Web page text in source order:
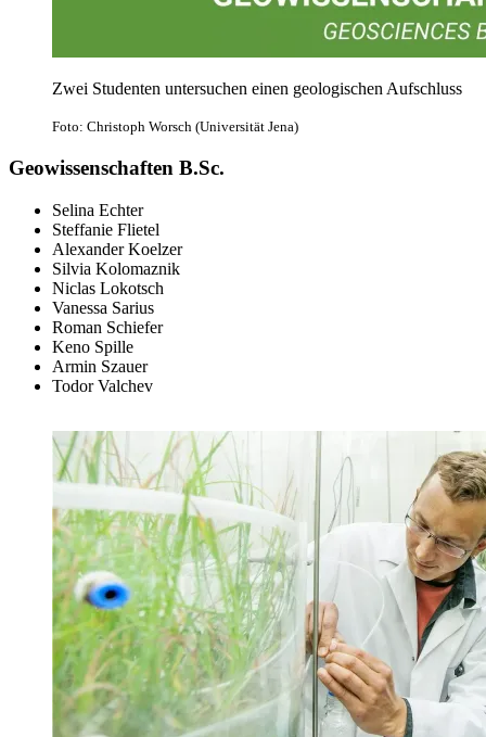
Zwei Studenten untersuchen einen geologischen Aufschluss
Foto: Christoph Worsch (Universität Jena)
Geowissenschaften B.Sc.
Selina Echter
Steffanie Flietel
Alexander Koelzer
Silvia Kolomaznik
Niclas Lokotsch
Vanessa Sarius
Roman Schiefer
Keno Spille
Armin Szauer
Todor Valchev